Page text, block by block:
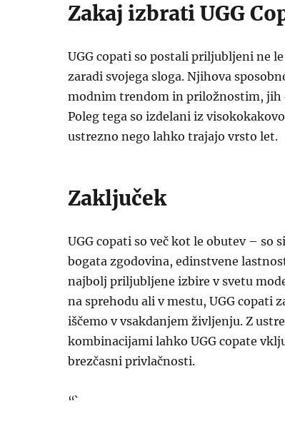
Zakaj izbrati UGG
UGG copati so postali priljubljeni ne
zaradi svojega sloga. Njihova
modnim trendom in priložnostim, jih
Poleg tega so izdelani iz
ustrezno nego lahko trajajo vrsto let.
Zaključek
UGG copati so več kot le obutev – so
bogata zgodovina, edinstvene
najbolj priljubljene izbire v svetu
na sprehodu ali v mestu, UGG copati
iščemo v vsakdanjem življenju. Z
kombinacijami lahko UGG copate
brezčasni privlačnosti.
“`